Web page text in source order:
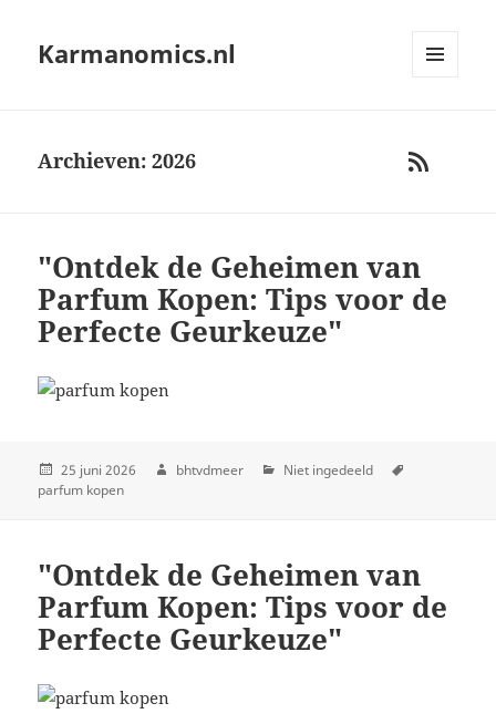
Karmanomics.nl
RSS
Archieven: 2026
"Ontdek de Geheimen van
Parfum Kopen: Tips voor de
Perfecte Geurkeuze"
25 juni 2026 bhtvdmeer
Niet ingedeeld
parfum kopen
"Ontdek de Geheimen van
Parfum Kopen: Tips voor de
Perfecte Geurkeuze"